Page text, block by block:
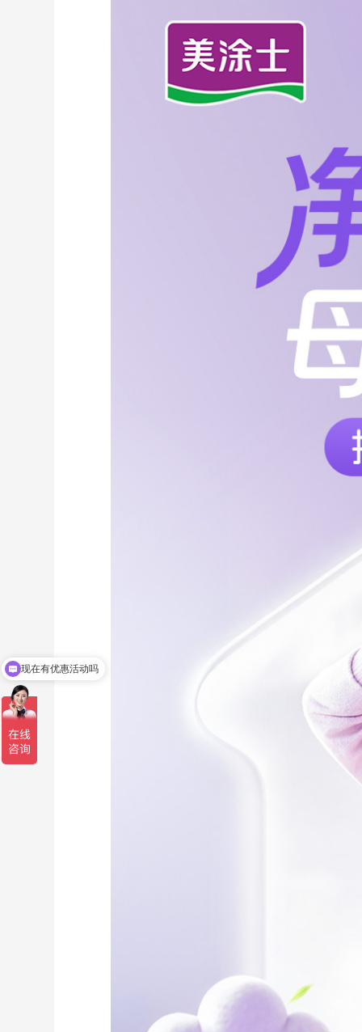
现在有优惠活动吗